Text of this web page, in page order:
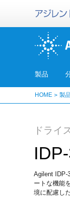
製品
HOME 製
ドライ
Agilent IDP-
ートな機能
境に配慮し